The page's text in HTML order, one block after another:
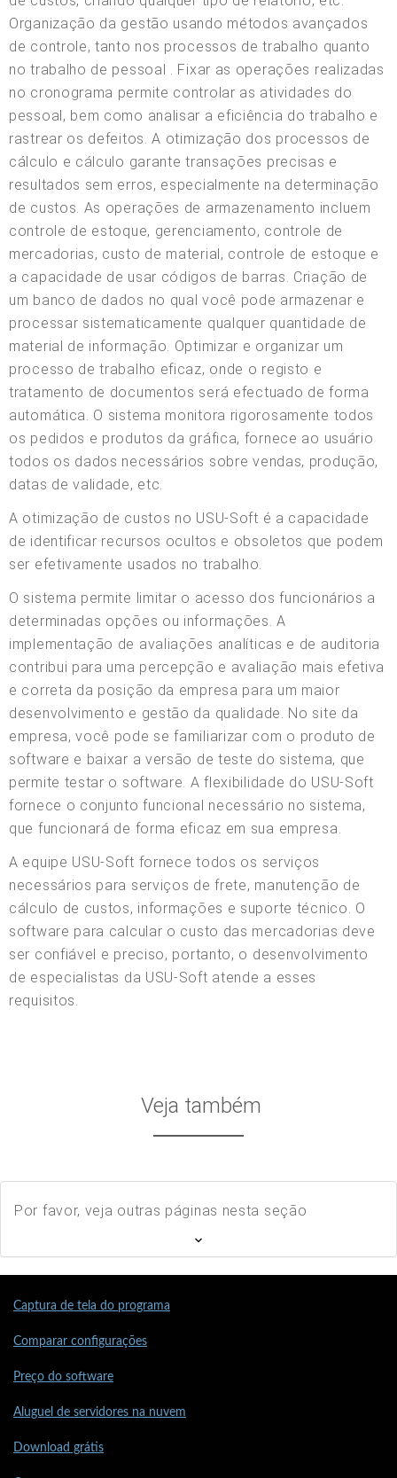
Organização da gestão usando métodos avançados
de controle, tanto nos processos de trabalho quanto
no trabalho de pessoal . Fixar as operações realizadas
no cronograma permite controlar as atividades do
pessoal, bem como analisar a eficiência do trabalho e
rastrear os defeitos. A otimização dos processos de
cálculo e cálculo garante transações precisas e
resultados sem erros, especialmente na determinação
de custos. As operações de armazenamento incluem
controle de estoque, gerenciamento, controle de
mercadorias, custo de material, controle de estoque e
a capacidade de usar códigos de barras. Criação de
um banco de dados no qual você pode armazenar e
processar sistematicamente qualquer quantidade de
material de informação. Optimizar e organizar um
processo de trabalho eficaz, onde o registo e
tratamento de documentos será efectuado de forma
automática. O sistema monitora rigorosamente todos
os pedidos e produtos da gráfica, fornece ao usuário
todos os dados necessários sobre vendas, produção,
datas de validade, etc.
A otimização de custos no USU-Soft é a capacidade
de identificar recursos ocultos e obsoletos que podem
ser efetivamente usados no trabalho.
O sistema permite limitar o acesso dos funcionários a
determinadas opções ou informações. A
implementação de avaliações analíticas e de auditoria
contribui para uma percepção e avaliação mais efetiva
e correta da posição da empresa para um maior
desenvolvimento e gestão da qualidade. No site da
empresa, você pode se familiarizar com o produto de
software e baixar a versão de teste do sistema, que
permite testar o software. A flexibilidade do USU-Soft
fornece o conjunto funcional necessário no sistema,
que funcionará de forma eficaz em sua empresa.
A equipe USU-Soft fornece todos os serviços
necessários para serviços de frete, manutenção de
cálculo de custos, informações e suporte técnico. O
software para calcular o custo das mercadorias deve
ser confiável e preciso, portanto, o desenvolvimento
de especialistas da USU-Soft atende a esses
requisitos.
Veja também
Por favor, veja outras páginas nesta seção
Captura de tela do programa
Comparar configurações
Preço do software
Aluguel de servidores na nuvem
Download grátis